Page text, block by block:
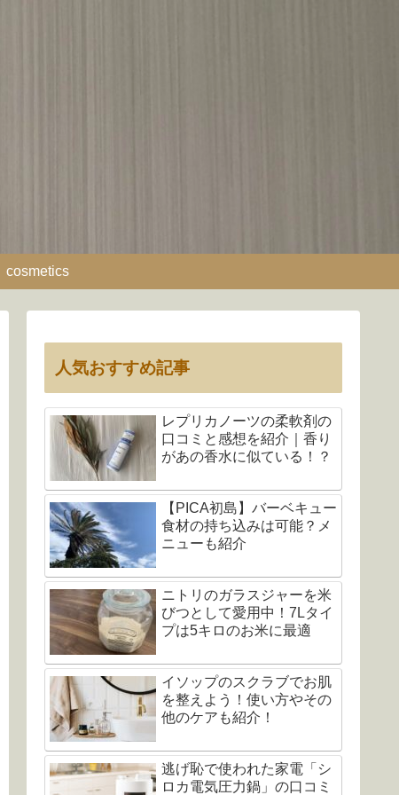
cosmetics
人気おすすめ記事
レプリカノーツの柔軟剤の
口コミと感想を紹介｜香り
があの香水に似ている！？
【PICA初島】バーベキュー
食材の持ち込みは可能？メ
ニューも紹介
ニトリのガラスジャーを米
びつとして愛用中！7Lタイ
プは5キロのお米に最適
イソップのスクラブでお肌
を整えよう！使い方やその
他のケアも紹介！
逃げ恥で使われた家電「シ
ロカ電気圧力鍋」の口コミ